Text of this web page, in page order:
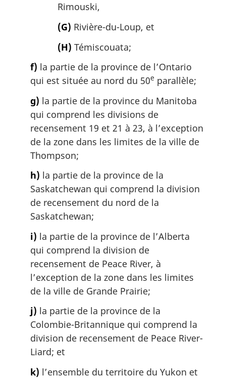
Rimouski,
(G) Rivière-du-Loup, et
(H) Témiscouata;
f) la partie de la province de l’Ontario
qui est située au nord du 50e parallèle;
g) la partie de la province du Manitoba
qui comprend les divisions de
recensement 19 et 21 à 23, à l’exception
de la zone dans les limites de la ville de
Thompson;
h) la partie de la province de la
Saskatchewan qui comprend la division
de recensement du nord de la
Saskatchewan;
i) la partie de la province de l’Alberta
qui comprend la division de
recensement de Peace River, à
l’exception de la zone dans les limites
de la ville de Grande Prairie;
j) la partie de la province de la
Colombie-Britannique qui comprend la
division de recensement de Peace River-
Liard; et
k) l’ensemble du territoire du Yukon et